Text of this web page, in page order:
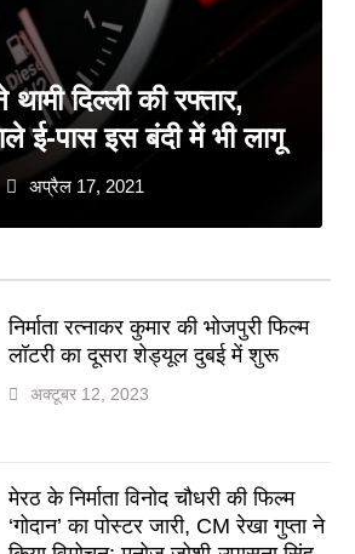
निर्माता रत्नाकर कुमार की भोजपुरी फिल्म
लॉटरी का दूसरा शेड्यूल दुबई में शुरू
अक्टूबर 12, 2023
मेरठ के निर्माता विनोद चौधरी की फिल्म
‘गोदान’ का पोस्टर जारी, CM रेखा गुप्ता ने
दिल्ली की रफ्तार,
ई-पास इस बंदी में भी लागू
अप्रैल 17, 2021